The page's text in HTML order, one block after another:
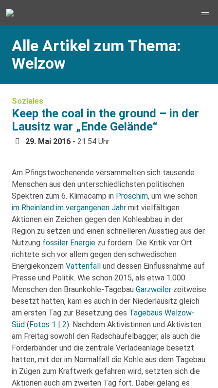
Alle Artikel zum Thema:
Welzow
Soziales
Keep the coal in the ground – in der
Lausitz war „Ende Gelände“
29. Mai 2016 - 21:54 Uhr
Am Pfingstwochenende versammelten sich tausende
Menschen aus den unterschiedlichsten politischen
Spektren zum 6. Klimacamp in Proschim, um wie schon
im Rheinland im vergangenen Jahr mit vielfältigen
Aktionen ein Zeichen gegen den Kohleabbau in der
Region zu setzen und einen schnelleren Ausstieg aus der
Nutzung fossiler Energie zu fordern. Die Kritik vor Ort
richtete sich vor allem gegen den schwedischen
Energiekonzern Vattenfall und dessen Einflussnahme auf
Presse und Politik. Wie schon 2015, als etwa 1.000
Menschen den Braunkohle-Tagebau Garzweiler zeitweise
besetzt hatten, kam es auch in der Niederlausitz gleich
am ersten Tag zur Besetzung des Tagebaus Welzow-
Süd (Fotos 1 | 2). Nachdem Aktivistinnen und Aktivisten
am Freitag sowohl den Radschaufelbagger, als auch die
Förderbänder und die zentrale Verladeanlage besetzt
hatten, mit der im Normalfall die Kohle aus dem Tagebau
in Zügen zum Kraftwerk gefahren wird, setzten sich die
Aktionen auch am zweiten Tag fort. Dabei gelang es